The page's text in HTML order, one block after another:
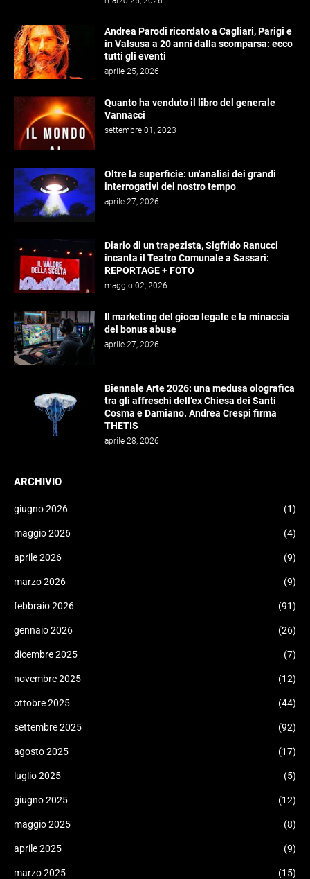
Andrea Parodi ricordato a Cagliari, Parigi e
in Valsusa a 20 anni dalla scomparsa: ecco
tutti gli eventi
aprile 25, 2026
Quanto ha venduto il libro del generale
Vannacci
settembre 01, 2023
Oltre la superficie: un'analisi dei grandi
interrogativi del nostro tempo
aprile 27, 2026
Diario di un trapezista, Sigfrido Ranucci
incanta il Teatro Comunale a Sassari:
REPORTAGE + FOTO
maggio 02, 2026
Il marketing del gioco legale e la minaccia
del bonus abuse
aprile 27, 2026
Biennale Arte 2026: una medusa olografica
tra gli affreschi dell’ex Chiesa dei Santi
Cosma e Damiano. Andrea Crespi firma
THETIS
aprile 28, 2026
ARCHIVIO
giugno 2026 (1)
maggio 2026 (4)
aprile 2026 (9)
marzo 2026 (9)
febbraio 2026 (91)
gennaio 2026 (26)
dicembre 2025 (7)
novembre 2025 (12)
ottobre 2025 (44)
settembre 2025 (92)
agosto 2025 (17)
luglio 2025 (5)
giugno 2025 (12)
maggio 2025 (8)
aprile 2025 (9)
marzo 2025 (15)